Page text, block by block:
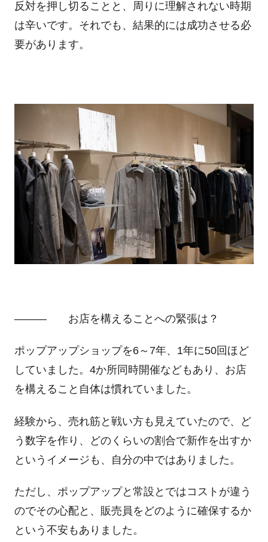
反対を押し切ることと、周りに理解されない時期
は辛いです。それでも、結果的には成功させる必
要があります。
――― お店を構えることへの緊張は？
ポップアップショップを6～7年、1年に50回ほど
していました。4か所同時開催などもあり、お店
を構えること自体は慣れていました。
経験から、売れ筋と戦い方も見えていたので、ど
う数字を作り、どのくらいの割合で新作を出すか
というイメージも、自分の中ではありました。
ただし、ポップアップと常設とではコストが違う
のでその心配と、販売員をどのように確保するか
という不安もありました。